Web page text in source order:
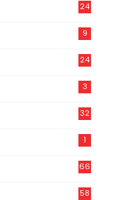
24
9
24
3
32
1
66
58